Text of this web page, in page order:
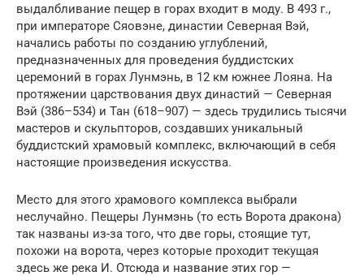
выдалбливание пещер в горах входит в моду. В 493 г.,
при императоре Сяовэне, династии Северная Вэй,
начались работы по созданию углублений,
предназначенных для проведения буддистских
церемоний в горах Лунмэнь, в 12 км южнее Лояна. На
протяжении царствования двух династий — Северная
Вэй (386–534) и Тан (618–907) — здесь трудились тысячи
мастеров и скульпторов, создавших уникальный
буддистский храмовый комплекс, включающий в себя
настоящие произведения искусства.
Место для этого храмового комплекса выбрали
неслучайно. Пещеры Лунмэнь (то есть Ворота дракона)
так названы из-за того, что две горы, стоящие тут,
похожи на ворота, через которые проходит текущая
здесь же река И. Отсюда и название этих гор —